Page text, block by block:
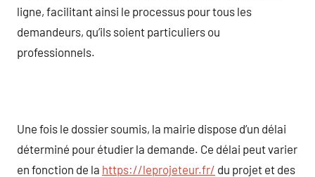
ligne, facilitant ainsi le processus pour tous les
demandeurs, qu’ils soient particuliers ou
professionnels.
Une fois le dossier soumis, la mairie dispose d’un délai
déterminé pour étudier la demande. Ce délai peut varier
en fonction de la https://leprojeteur.fr/ du projet et des